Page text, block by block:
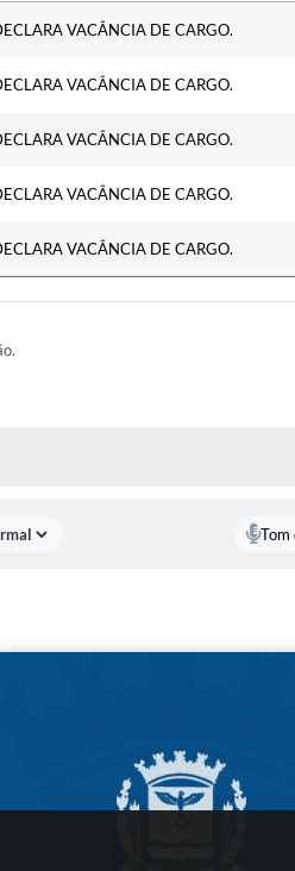
VACÂNCIA DE CARGO.
VACÂNCIA DE CARGO.
VACÂNCIA DE CARGO.
VACÂNCIA DE CARGO.
VACÂNCIA DE CARGO.
Tom